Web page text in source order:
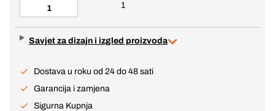
1
Savjet za dizajn i izgled proizvoda
Dostava u roku od 24 do 48 sati
Garancija i zamjena
Sigurna Kupnja